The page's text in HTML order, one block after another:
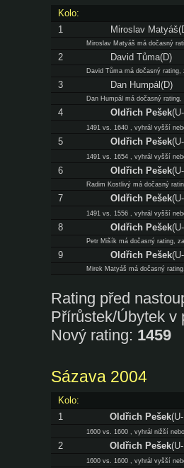
Kolo:
1
Miroslav
Miroslav Matyáš má dočasný
2 David Tůma(D)
David Tůma má dočasný
3 Dan Humpál(D)
Dan Humpál má dočasný
4 Oldřich Pešek
1491 vs. 1640 , vyhrál vyšší
5 Oldřich Pešek
1491 vs. 1654 , vyhrál vyšší
6 Oldřich Pešek
Radim Kostlivý má dočasný
7 Oldřich Pešek
1491 vs. 1556 , vyhrál vyšší
8 Oldřich Pešek
Petr Mišík má dočasný rating,
9 Oldřich Pešek
Mirek Matyáš má dočasný
Rating před
Přírůstek/Úbytek
Nový rating: 1459
Sázava 2004
Kolo:
1
Oldřich Pešek
1600 vs. 1600 , vyhrál nižší
2 Oldřich Pešek
1600 vs. 1600 , vyhrál vyšší